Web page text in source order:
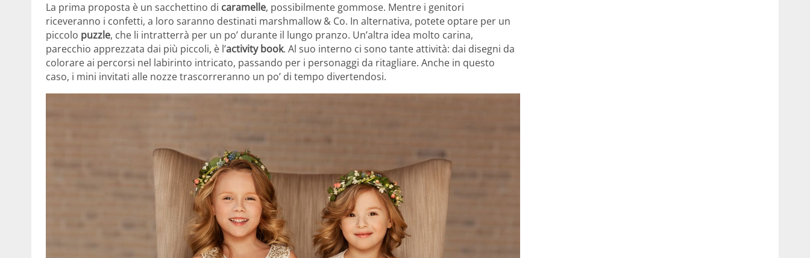
La prima proposta è un sacchettino di caramelle, possibilmente gommose. Mentre i genitori
riceveranno i confetti, a loro saranno destinati marshmallow & Co. In alternativa, potete optare per un
piccolo puzzle, che li intratterrà per un po’ durante il lungo pranzo. Un’altra idea molto carina,
parecchio apprezzata dai più piccoli, è l’activity book. Al suo interno ci sono tante attività: dai disegni da
colorare ai percorsi nel labirinto intricato, passando per i personaggi da ritagliare. Anche in questo
caso, i mini invitati alle nozze trascorreranno un po’ di tempo divertendosi.